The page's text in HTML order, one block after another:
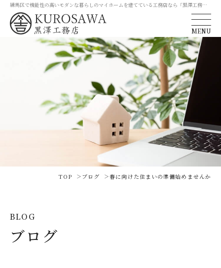
練馬区で機能性の高いモダンな暮らしのマイホームを建てている工務店なら「黒澤工務
店」
MENU
TOP ブログ 春に向けた住まいの準備始めませんか
BLOG
ブログ